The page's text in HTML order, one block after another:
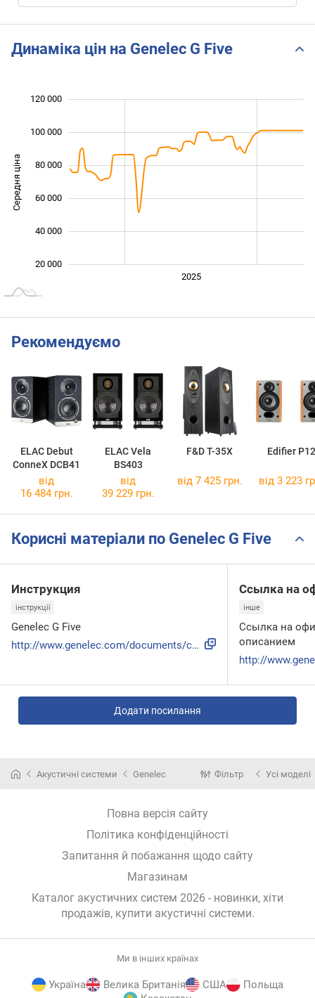
Динаміка цін на Genelec G Five
Середня ціна
20 000
40 000
60 000
80 000
100 000
120 000
2025
Рекомендуємо
ELAC Debut
ConneX DCB41
ELAC Vela
BS403
F&D T-35X Edifier P12
від
16 484 грн.
від
39 229 грн.
від 7 425 грн. від 3 223
Корисні матеріали по Genelec G Five
Инструкция
інструкції
Genelec G Five
http://www.genelec.com/documents/catalogues/home-audio/2014...
Ссылка на
інше
Ссылка на
описанием
Додати посилання
Акустичні системи Genelec Фільтр Усі моделі
Повна версія сайту
Політика конфіденційності
Запитання й побажання щодо сайту
Магазинам
Каталог акустичних систем 2026 - новинки, хіти
продажів, купити акустичні системи.
Ми в інших країнах
Україна Велика Британія США
Польща